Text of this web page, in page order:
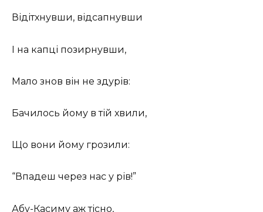
Відітхнувши, відсапнувши
І на капці позирнувши,
Мало знов він не здурів:
Бачилось йому в тій хвили,
Що вони йому грозили:
“Впадеш через нас у рів!”
Абу-Касиму аж тісно,